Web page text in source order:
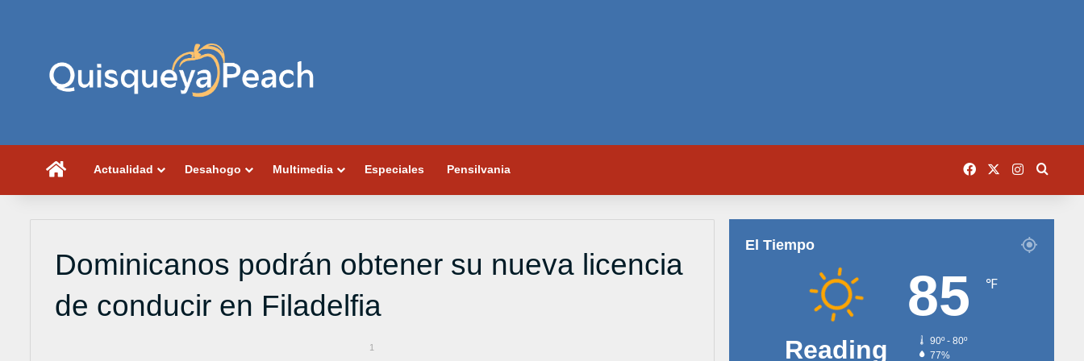
PortadaActualidad Desahogo Multimedia Especiales Pensilvania Facebook Instagram
Dominicanos podrán obtener su nueva licencia
de conducir en Filadelfia
1
El Tiempo
Reading
85 ℉
90º - 80º
77%